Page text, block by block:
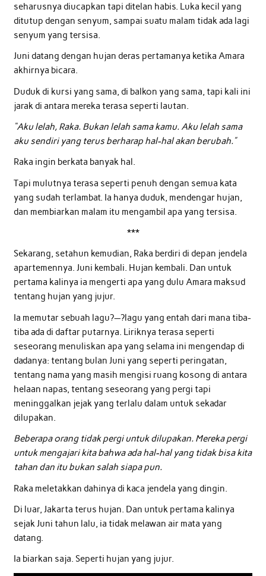
seharusnya diucapkan tapi ditelan habis. Luka kecil yang
ditutup dengan senyum, sampai suatu malam tidak ada lagi
senyum yang tersisa.
Juni datang dengan hujan deras pertamanya ketika Amara
akhirnya bicara.
Duduk di kursi yang sama, di balkon yang sama, tapi kali ini
jarak di antara mereka terasa seperti lautan.
“Aku lelah, Raka. Bukan lelah sama kamu. Aku lelah sama
aku sendiri yang terus berharap hal-hal akan berubah.”
Raka ingin berkata banyak hal.
Tapi mulutnya terasa seperti penuh dengan semua kata
yang sudah terlambat. Ia hanya duduk, mendengar hujan,
dan membiarkan malam itu mengambil apa yang tersisa.
***
Sekarang, setahun kemudian, Raka berdiri di depan jendela
apartemennya. Juni kembali. Hujan kembali. Dan untuk
pertama kalinya ia mengerti apa yang dulu Amara maksud
tentang hujan yang jujur.
Ia memutar sebuah lagu?—?lagu yang entah dari mana tiba-
tiba ada di daftar putarnya. Liriknya terasa seperti
seseorang menuliskan apa yang selama ini mengendap di
dadanya: tentang bulan Juni yang seperti peringatan,
tentang nama yang masih mengisi ruang kosong di antara
helaan napas, tentang seseorang yang pergi tapi
meninggalkan jejak yang terlalu dalam untuk sekadar
dilupakan.
Beberapa orang tidak pergi untuk dilupakan. Mereka pergi
untuk mengajari kita bahwa ada hal-hal yang tidak bisa kita
tahan dan itu bukan salah siapa pun.
Raka meletakkan dahinya di kaca jendela yang dingin.
Di luar, Jakarta terus hujan. Dan untuk pertama kalinya
sejak Juni tahun lalu, ia tidak melawan air mata yang
datang.
Ia biarkan saja. Seperti hujan yang jujur.